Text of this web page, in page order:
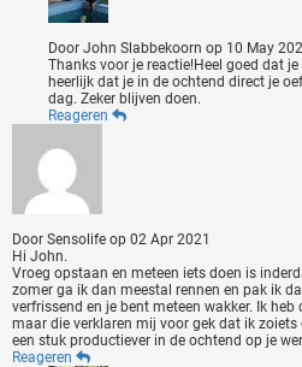
Door John Slabbekoorn op 10 May
Thanks voor je reactie!Heel goed dat
heerlijk dat je in de ochtend direct je
dag. Zeker blijven doen.
Reageren
Door Sensolife op 02 Apr 2021
Hi John.
Vroeg opstaan en meteen iets doen is
zomer ga ik dan meestal rennen en pak ik
verfrissend en je bent meteen wakker. Ik
maar die verklaren mij voor gek dat ik
een stuk productiever in de ochtend op je
Reageren